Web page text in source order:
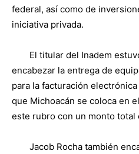
federal, así como de
iniciativa privada.
El titular del Inadem
encabezar la entrega de
para la facturación
que Michoacán se coloca en
este rubro con un monto total
Jacob Rocha también